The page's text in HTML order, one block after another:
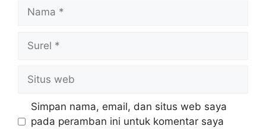
web
Simpan nama, email, dan situs web saya
pada peramban ini untuk komentar saya